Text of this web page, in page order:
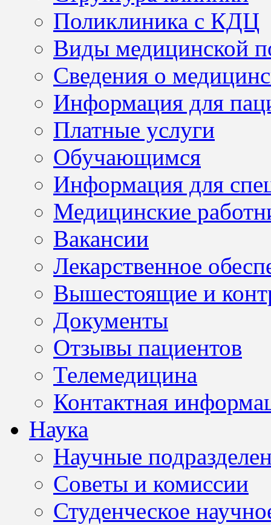
Поликлиника с КДЦ
Виды медицинской
Сведения о
Информация для
Платные услуги
Обучающимся
Информация для
Медицинские
Вакансии
Лекарственное
Вышестоящие и
Документы
Отзывы пациентов
Телемедицина
Контактная
Наука
Научные
Советы и комиссии
Студенческое